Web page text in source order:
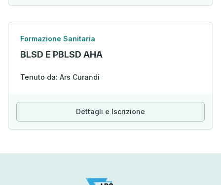
Formazione Sanitaria
BLSD E PBLSD AHA
Tenuto da: Ars Curandi
Dettagli e Iscrizione